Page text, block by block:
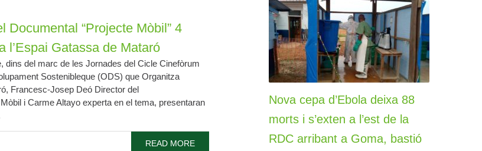
Documental “Projecte Mòbil” 4
l’Espai Gatassa de Mataró
dins del marc de les Jornades del Cicle Cinefòrum
Sostenibleque (ODS) que Organitza
Francesc-Josep Deó Director del
i Carme Altayo experta en el tema, presentaran
READ MORE
Nova cepa d’Ebola deixa 88
morts i s’exten a l’est de la
RDC arribant a Goma, bastió